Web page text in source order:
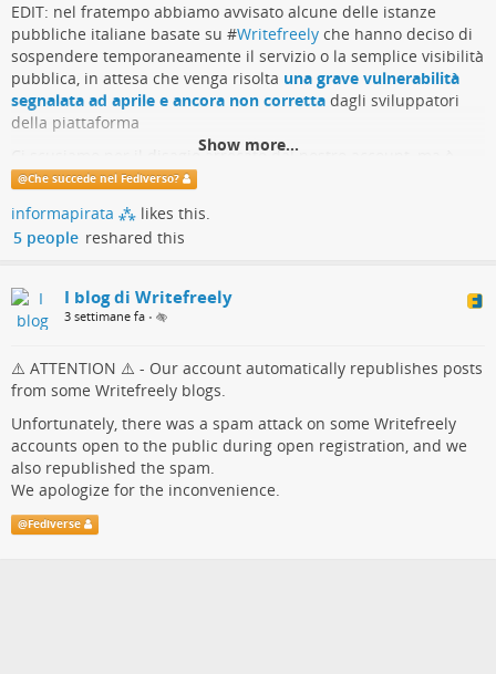
EDIT: nel fratempo abbiamo avvisato alcune delle istanze
pubbliche italiane basate su #Writefreely che hanno deciso di
sospendere temporaneamente il servizio o la semplice visibilità
pubblica, in attesa che venga risolta una grave vulnerabilità
segnalata ad aprile e ancora non corretta dagli sviluppatori
della piattaforma
Ci scusiamo per il disagio arrecato dal nostro account, ma è
stato proprio grazie a questo disagio che siamo riusciti ad
che Writefreely non presenta strumenti di amministrazione che
consentano agli admin di monitorare puntualmente le attività
Show more...
@Che succede nel Fediverso?
informapirata ⁂ likes this.
5 people reshared this
I blog di Writefreely
3 settimane fa •
⚠️ ATTENTION ⚠️ - Our account automatically republishes posts
from some Writefreely blogs.
Unfortunately, there was a spam attack on some Writefreely
accounts open to the public during open registration, and we
also republished the spam.
We apologize for the inconvenience.
@Fediverse